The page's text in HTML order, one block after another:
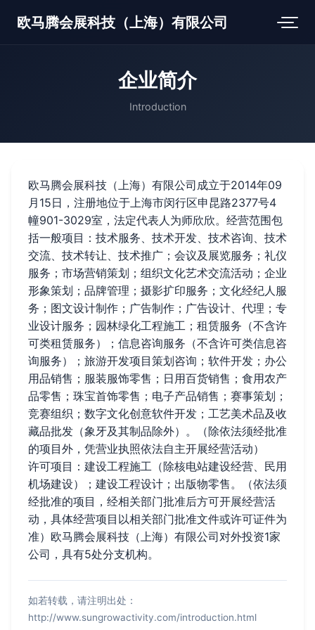
欧马腾会展科技（上海）有限公司
企业简介
Introduction
欧马腾会展科技（上海）有限公司成立于2014年09
月15日，注册地位于上海市闵行区申昆路2377号4
幢901-3029室，法定代表人为师欣欣。经营范围包
括一般项目：技术服务、技术开发、技术咨询、技术
交流、技术转让、技术推广；会议及展览服务；礼仪
服务；市场营销策划；组织文化艺术交流活动；企业
形象策划；品牌管理；摄影扩印服务；文化经纪人服
务；图文设计制作；广告制作；广告设计、代理；专
业设计服务；园林绿化工程施工；租赁服务（不含许
可类租赁服务）；信息咨询服务（不含许可类信息咨
询服务）；旅游开发项目策划咨询；软件开发；办公
用品销售；服装服饰零售；日用百货销售；食用农产
品零售；珠宝首饰零售；电子产品销售；赛事策划；
竞赛组织；数字文化创意软件开发；工艺美术品及收
藏品批发（象牙及其制品除外）。（除依法须经批准
的项目外，凭营业执照依法自主开展经营活动）
许可项目：建设工程施工（除核电站建设经营、民用
机场建设）；建设工程设计；出版物零售。（依法须
经批准的项目，经相关部门批准后方可开展经营活
动，具体经营项目以相关部门批准文件或许可证件为
准）欧马腾会展科技（上海）有限公司对外投资1家
公司，具有5处分支机构。
如若转载，请注明出处：
http://www.sungrowactivity.com/introduction.html